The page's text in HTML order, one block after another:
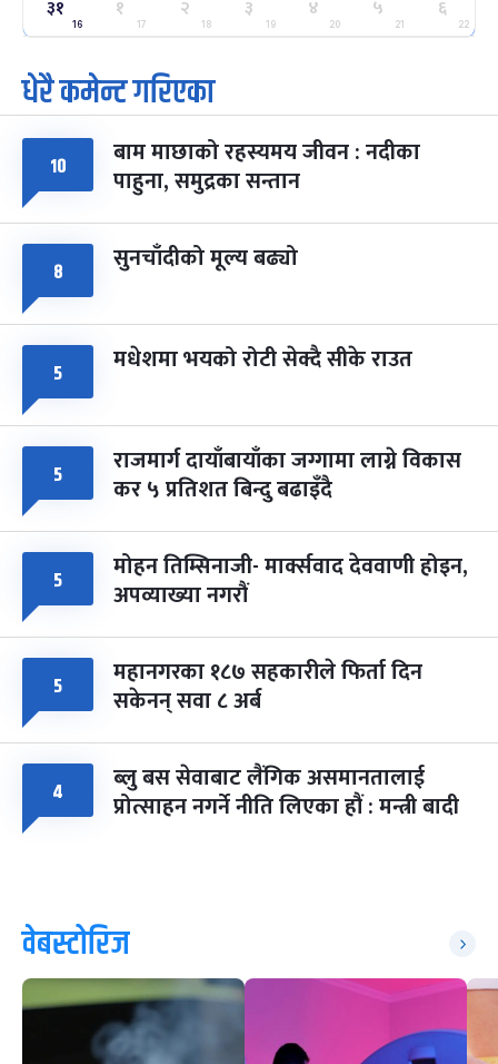
२५
मंगल फाल्गुन २५, २०८३ Mar 9, 2027
७
आइत
पूर्णिमा व्रत
चैत्र ७, २०८३-Mar 21, 2027
८ फागुपूर्णिमा
चैत्र ८, २०८३-Mar 22, 2027
७ महिना बाँकी
३१
16
१
17
२
18
३
19
४
20
५
21
६
22
धेरै कमेन्ट गरिएका
१० बाम माछाको रहस्यमय जीवन : नदीका
पाहुना, समुद्रका सन्तान
८ सुनचाँदीको मूल्य बढ्यो
५ मधेशमा भयको रोटी सेक्दै सीके राउत
५ राजमार्ग दायाँबायाँका जग्गामा लाग्ने विकास
कर ५ प्रतिशत बिन्दु बढाइँदै
५ मोहन तिम्सिनाजी- मार्क्सवाद देववाणी होइन,
अपव्याख्या नगरौं
५ महानगरका १८७ सहकारीले फिर्ता दिन
सकेनन् सवा ८ अर्ब
४ ब्लु बस सेवाबाट लैंगिक असमानतालाई
प्रोत्साहन नगर्ने नीति लिएका हौं : मन्त्री बादी
वेबस्टोरिज